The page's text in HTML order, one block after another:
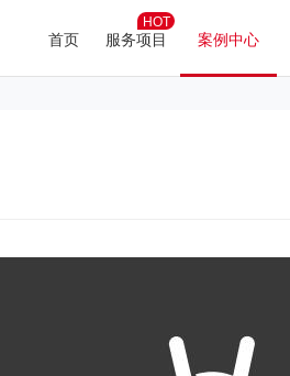
首页 服务项目
HOT
案例中心